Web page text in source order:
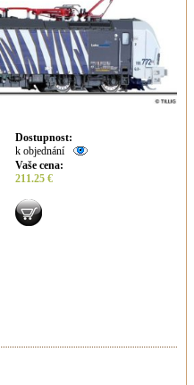
Dostupnost:
k objednání
Vaše cena:
211.25 €